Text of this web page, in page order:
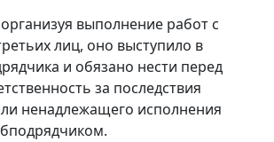
выполнение работ с
лиц, оно выступило в
и обязано нести перед
за последствия
ненадлежащего исполнения